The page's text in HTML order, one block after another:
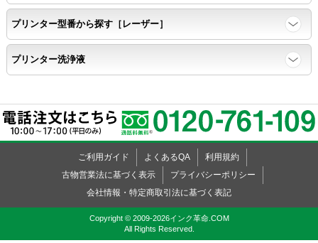
プリンター型番から探す［レーザー］
プリンター洗浄液
ご利用ガイド よくあるQA
利用規約
古物営業法に基づく表示
プライバシーポリシー
会社情報・特定商取引法に基づく表記
Copyright © 2009-2026インク革命.COM
All Rights Reserved.